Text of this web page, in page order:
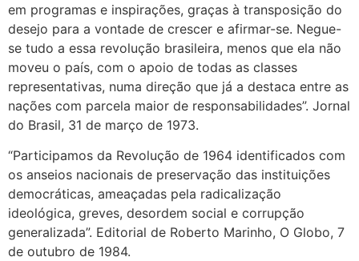
em programas e inspirações, graças à transposição do
desejo para a vontade de crescer e afirmar-se. Negue-
se tudo a essa revolução brasileira, menos que ela não
moveu o país, com o apoio de todas as classes
representativas, numa direção que já a destaca entre as
nações com parcela maior de responsabilidades”. Jornal
do Brasil, 31 de março de 1973.
“Participamos da Revolução de 1964 identificados com
os anseios nacionais de preservação das instituições
democráticas, ameaçadas pela radicalização
ideológica, greves, desordem social e corrupção
generalizada”. Editorial de Roberto Marinho, O Globo, 7
de outubro de 1984.